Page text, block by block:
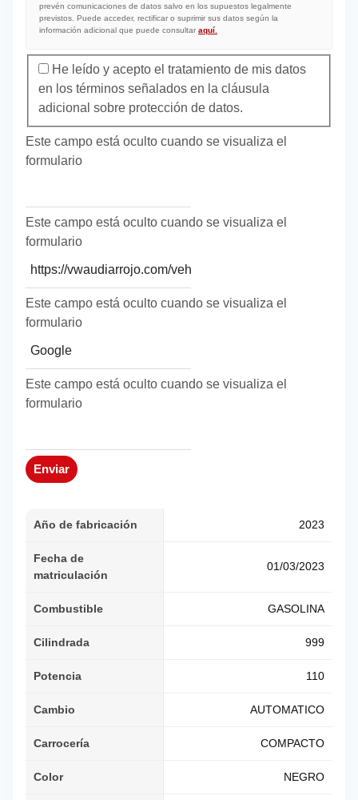
prevén comunicaciones de datos salvo en los supuestos legalmente
previstos. Puede acceder, rectificar o suprimir sus datos según la
información adicional que puede consultar aquí
Protección de datos *
He leído y acepto el tratamiento de mis datos
en los términos señalados en la cláusula
adicional sobre protección de datos.
Este campo está oculto cuando se visualiza el
formulario
Este campo está oculto cuando se visualiza el
formulario
host
Este campo está oculto cuando se visualiza el
formulario
source
Este campo está oculto cuando se visualiza el
formulario
Enviar
Año de fabricación 2023
Fecha de
matriculación
01/03/2023
Combustible GASOLINA
Cilindrada 999
Potencia 110
Cambio AUTOMATICO
Carrocería COMPACTO
Color NEGRO